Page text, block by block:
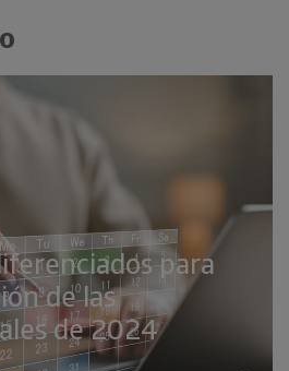
para
de las
de 2024